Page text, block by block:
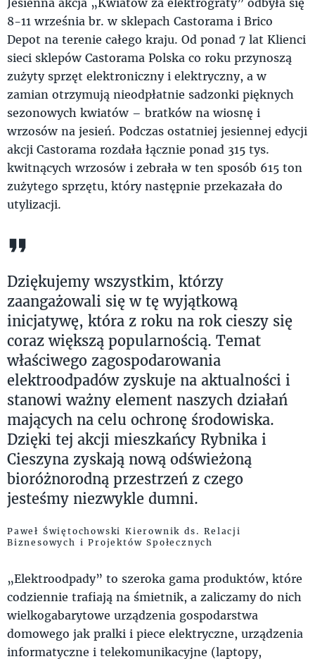
8-11 września br. w sklepach Castorama i Brico
Depot na terenie całego kraju. Od ponad 7 lat Klienci
sieci sklepów Castorama Polska co roku przynoszą
zużyty sprzęt elektroniczny i elektryczny, a w
zamian otrzymują nieodpłatnie sadzonki pięknych
sezonowych kwiatów – bratków na wiosnę i
wrzosów na jesień. Podczas ostatniej jesiennej edycji
akcji Castorama rozdała łącznie ponad 315 tys.
kwitnących wrzosów i zebrała w ten sposób 615 ton
zużytego sprzętu, który następnie przekazała do
utylizacji.
Dziękujemy wszystkim, którzy
zaangażowali się w tę wyjątkową
inicjatywę, która z roku na rok cieszy się
coraz większą popularnością. Temat
właściwego zagospodarowania
elektroodpadów zyskuje na aktualności i
stanowi ważny element naszych działań
mających na celu ochronę środowiska.
Dzięki tej akcji mieszkańcy Rybnika i
Cieszyna zyskają nową odświeżoną
bioróżnorodną przestrzeń z czego
jesteśmy niezwykle dumni.
Paweł Świętochowski Kierownik ds. Relacji
Biznesowych i Projektów Społecznych
„Elektroodpady” to szeroka gama produktów, które
codziennie trafiają na śmietnik, a zaliczamy do nich
wielkogabarytowe urządzenia gospodarstwa
domowego jak pralki i piece elektryczne, urządzenia
informatyczne i telekomunikacyjne (laptopy,